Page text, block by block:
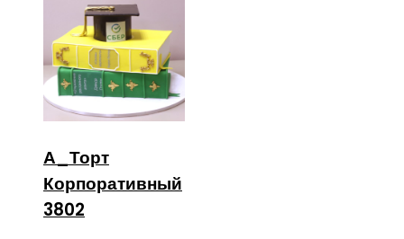
А_Торт
Корпоративный
3802